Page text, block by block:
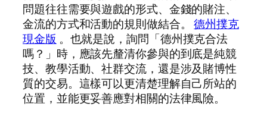
問題往往需要與遊戲的形式、金錢的賭注、
金流的方式和活動的規則做結合。德州撲克
現金版 。也就是說，詢問「德州撲克合法
嗎？」時，應該先釐清你參與的到底是純競
技、教學活動、社群交流，還是涉及賭博性
質的交易。這樣可以更清楚理解自己所站的
位置，並能更妥善應對相關的法律風險。